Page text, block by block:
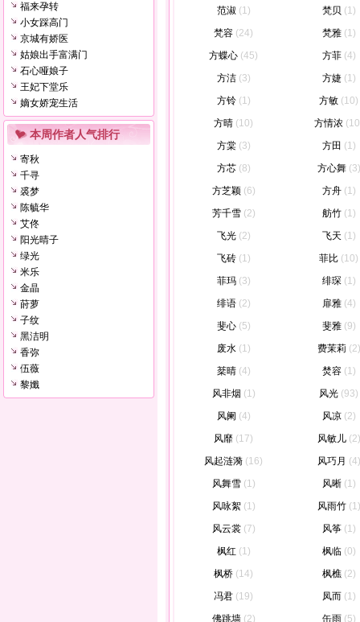
福来孕转
小女踩高门
京城有娇医
姑娘出手富满门
石心哑娘子
王妃下堂乐
嫡女娇宠生活
本周作者人气排行
寄秋
千寻
裘梦
陈毓华
艾佟
阳光晴子
绿光
米乐
金晶
莳萝
子纹
黑洁明
香弥
伍薇
黎孅
范淑 (1) 梵贝 (1)
梵容 (24) 梵雅 (1)
方蝶心 (45) 方菲 (4)
方洁 (3) 方婕 (1)
方铃 (1) 方敏 (10)
方晴 (10) 方情浓
方棠 (3) 方田 (1)
方芯 (8) 方心舞 (3)
方芝颖 (6) 方舟 (1)
芳千雪 (2) 舫竹 (1)
飞光 (2) 飞天 (1)
飞砖 (1) 菲比 (10)
菲玛 (3) 绯琛 (1)
绯语 (2) 扉雅 (4)
斐心 (5) 斐雅 (9)
废水 (1) 费茉莉 (2)
棻晴 (4) 焚容 (1)
风非烟 (1) 风光 (93)
风阑 (4) 风凉 (2)
风靡 (17) 风敏儿 (2)
风起涟漪 (16) 风巧月 (4)
风舞雪 (1) 风晰 (1)
风咏絮 (1) 风雨竹 (1)
风云裳 (7) 风筝 (1)
枫红 (1) 枫临 (0)
枫桥 (14) 枫樵 (2)
冯君 (19) 凤而 (1)
佛跳墙 (2) 缶雨 (5)